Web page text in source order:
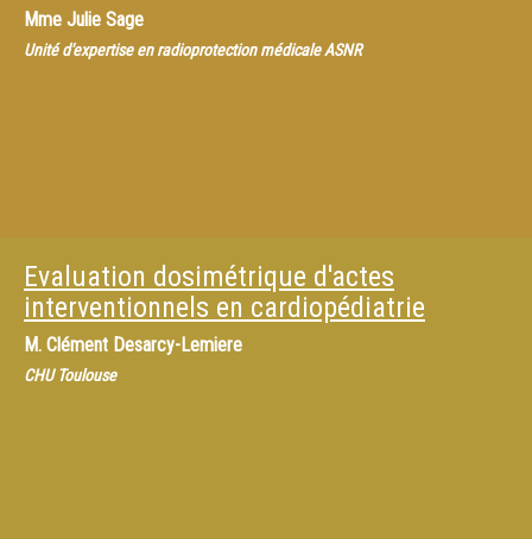
Mme Julie Sage
Unité d'expertise en radioprotection médicale ASNR
Evaluation dosimétrique d'actes
interventionnels en cardiopédiatrie
M. Clément Desarcy-Lemiere
CHU Toulouse